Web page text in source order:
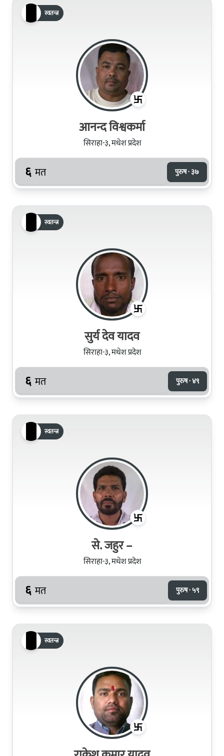
स्वतन्त्र
आनन्द विश्वकर्मा
सिराहा-३, मधेश प्रदेश
६ मत पुरुष · ३७
स्वतन्त्र
सुर्य देव यादव
सिराहा-३, मधेश प्रदेश
६ मत पुरुष · ४९
स्वतन्त्र
से. जहुर –
सिराहा-३, मधेश प्रदेश
६ मत पुरुष · ५९
स्वतन्त्र